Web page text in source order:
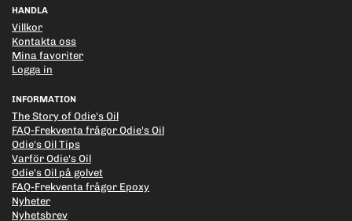
HANDLA
Villkor
Kontakta oss
Mina favoriter
Logga in
INFORMATION
The Story of Odie's Oil
FAQ-Frekventa frågor Odie's Oil
Odie's Oil Tips
Varför Odie's Oil
Odie's Oil på golvet
FAQ-Frekventa frågor Epoxy
Nyheter
Nyhetsbrev